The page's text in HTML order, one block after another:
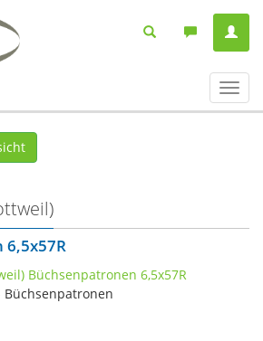
ein-/
6,5x57R